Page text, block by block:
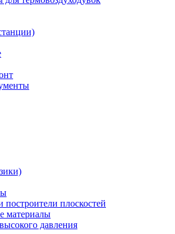
плоскостей
материалы
давления